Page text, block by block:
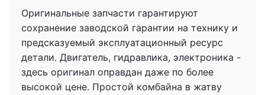
Оригинальные запчасти гарантируют
сохранение заводской гарантии на технику и
предсказуемый эксплуатационный ресурс
детали. Двигатель, гидравлика, электроника -
здесь оригинал оправдан даже по более
высокой цене. Простой комбайна в жатву